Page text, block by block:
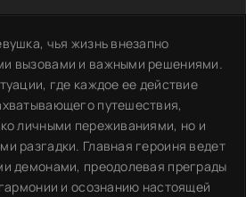
чья жизнь внезапно
вызовами и важными решениями.
где каждое ее действие
путешествия,
личными переживаниями, но и
разгадки. Главная героиня ведет
демонами, преодолевая преграды
и осознанию настоящей